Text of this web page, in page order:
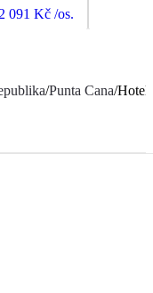
2 091 Kč /os.
/Punta Cana/Hotel